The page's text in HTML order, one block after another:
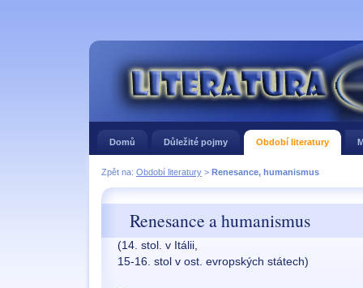
Domů Důležité pojmy Období literatury
Zpět na: Období literatury > Renesance, humanismus
Renesance a humanismus
(14. stol. v Itálii,
15-16. stol v ost. evropských státech)